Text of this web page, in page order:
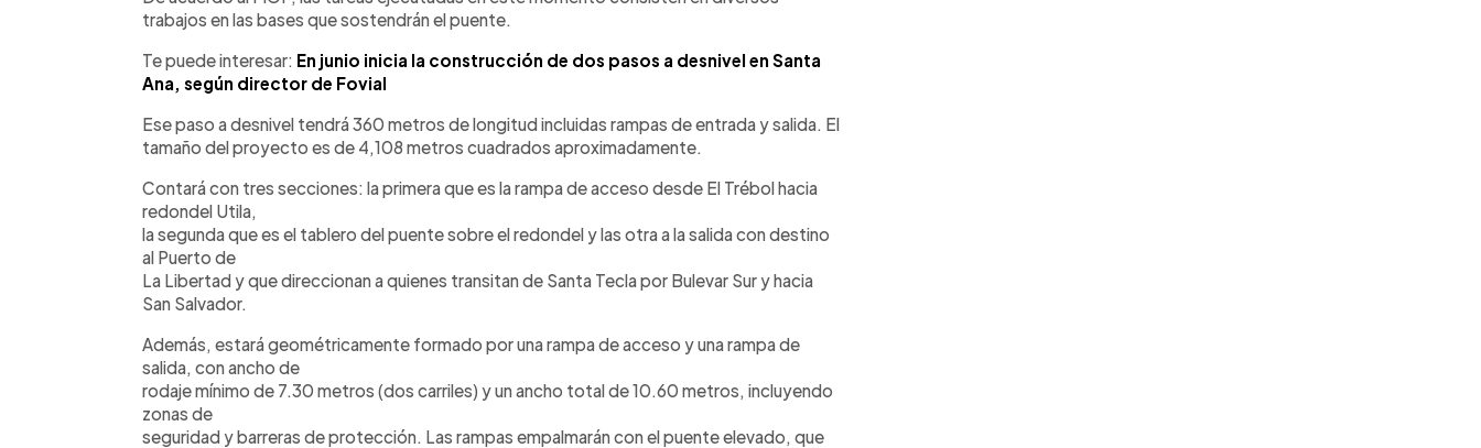
trabajos en las bases que sostendrán el puente.
Te puede interesar: En junio inicia la construcción de dos pasos a desnivel en Santa
Ana, según director de Fovial
Ese paso a desnivel tendrá 360 metros de longitud incluidas rampas de entrada y salida. El
tamaño del proyecto es de 4,108 metros cuadrados aproximadamente.
Contará con tres secciones: la primera que es la rampa de acceso desde El Trébol hacia
redondel Utila,
la segunda que es el tablero del puente sobre el redondel y las otra a la salida con destino
al Puerto de
La Libertad y que direccionan a quienes transitan de Santa Tecla por Bulevar Sur y hacia
San Salvador.
Además, estará geométricamente formado por una rampa de acceso y una rampa de
salida, con ancho de
rodaje mínimo de 7.30 metros (dos carriles) y un ancho total de 10.60 metros, incluyendo
zonas de
seguridad y barreras de protección. Las rampas empalmarán con el puente elevado, que